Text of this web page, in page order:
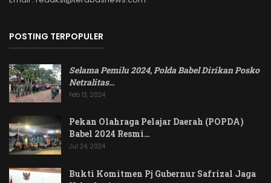
POSTING TERPOPULER
Selama Pemilu 2024, Polda Babel Dirikan Posko
Netralitas…
Feb 13, 2024
Pekan Olahraga Pelajar Daerah (POPDA)
Babel 2024 Resmi…
Jul 24, 2024
Bukti Komitmen Pj Gubernur Safrizal Jaga